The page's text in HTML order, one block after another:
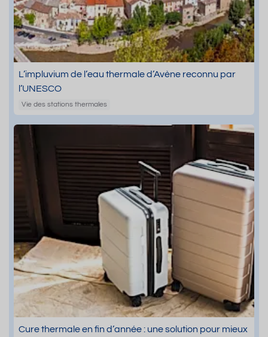
L’impluvium de l’eau thermale d’Avène reconnu par
l’UNESCO
Vie des stations thermales
Cure thermale en fin d’année : une solution pour mieux